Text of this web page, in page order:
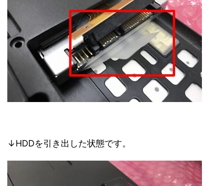
↓HDDを引き出した状態です。